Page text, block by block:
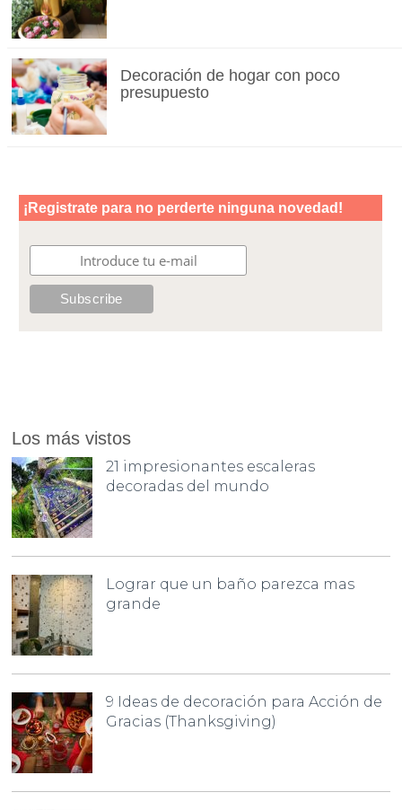
Decoración de hogar con poco
presupuesto
Los más vistos
21 impresionantes escaleras
decoradas del mundo
Lograr que un baño parezca mas
grande
9 Ideas de decoración para Acción de
Gracias (Thanksgiving)